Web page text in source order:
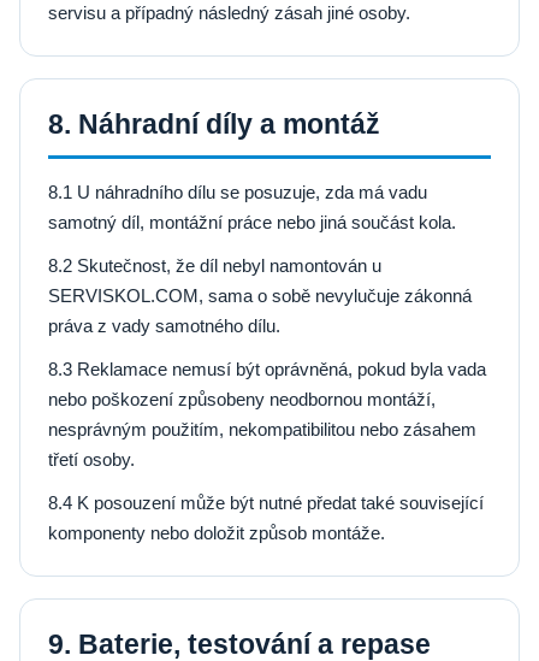
servisu a případný následný zásah jiné osoby.
8. Náhradní díly a montáž
8.1 U náhradního dílu se posuzuje, zda má vadu
samotný díl, montážní práce nebo jiná součást kola.
8.2 Skutečnost, že díl nebyl namontován u
SERVISKOL.COM, sama o sobě nevylučuje zákonná
práva z vady samotného dílu.
8.3 Reklamace nemusí být oprávněná, pokud byla vada
nebo poškození způsobeny neodbornou montáží,
nesprávným použitím, nekompatibilitou nebo zásahem
třetí osoby.
8.4 K posouzení může být nutné předat také související
komponenty nebo doložit způsob montáže.
9. Baterie, testování a repase